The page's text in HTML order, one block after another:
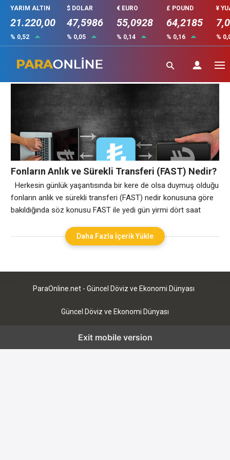
YARIM ALTIN
21.220,00
% 0,52
$ DOLAR
47,5986
% 0,05
€ EURO
55,0928
% 0,14
£ POUND
64,2185
% 0,16
¥
%
fast
Fonların Anlık ve Sürekli Transferi (FAST) Nedir?
Herkesin günlük yaşantısında bir kere de olsa duymuş olduğu
fonların anlık ve sürekli transferi (FAST) nedir konusuna göre
bakıldığında söz konusu FAST ile yedi gün yirmi dört saat
çıkmaktadır. Aslında bakıldığında FAST birtakım EFT işlemi
olarak bilinmektedir. Fakat bu EFT işleminin genel itibari ile
Daha Fazla İçerik Yükle
ParaOnline.net - Güncel Döviz ve Ekonomi Dünyası
Güncel Döviz ve Ekonomi Dünyası
Exit mobile version